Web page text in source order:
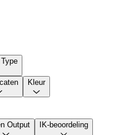
Kleur
Output IK-beoordeling